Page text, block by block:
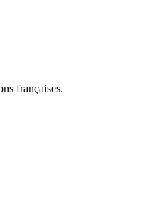
françaises.